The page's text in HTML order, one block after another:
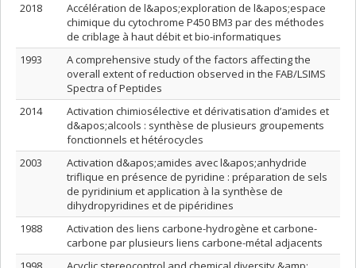
2018
Accélération de l&apos;exploration de l&apos;espace
chimique du cytochrome P450 BM3 par des méthodes
de criblage à haut débit et bio-informatiques
1993
A comprehensive study of the factors affecting the
overall extent of reduction observed in the FAB/LSIMS
Spectra of Peptides
2014
Activation chimiosélective et dérivatisation d’amides et
d&apos;alcools : synthèse de plusieurs groupements
fonctionnels et hétérocycles
2003
Activation d&apos;amides avec l&apos;anhydride
triflique en présence de pyridine : préparation de sels
de pyridinium et application à la synthèse de
dihydropyridines et de pipéridines
1988
Activation des liens carbone-hydrogène et carbone-
carbone par plusieurs liens carbone-métal adjacents